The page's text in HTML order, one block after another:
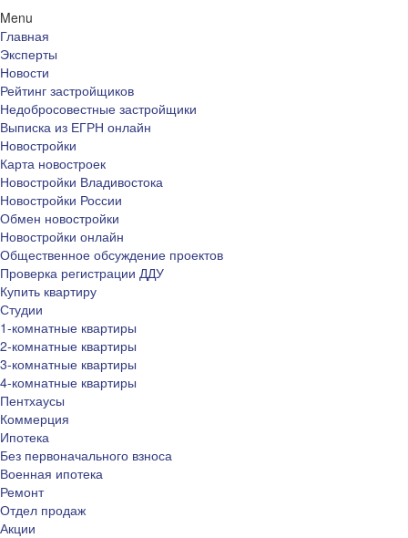
Menu
Главная
Эксперты
Новости
Рейтинг застройщиков
Недобросовестные застройщики
Выписка из ЕГРН онлайн
Новостройки
Карта новостроек
Новостройки Владивостока
Новостройки России
Обмен новостройки
Новостройки онлайн
Общественное обсуждение проектов
Проверка регистрации ДДУ
Купить квартиру
Студии
1-комнатные квартиры
2-комнатные квартиры
3-комнатные квартиры
4-комнатные квартиры
Пентхаусы
Коммерция
Ипотека
Без первоначального взноса
Военная ипотека
Ремонт
Отдел продаж
Акции